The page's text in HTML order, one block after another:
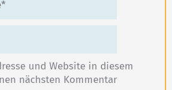
und Website in diesem
nächsten Kommentar